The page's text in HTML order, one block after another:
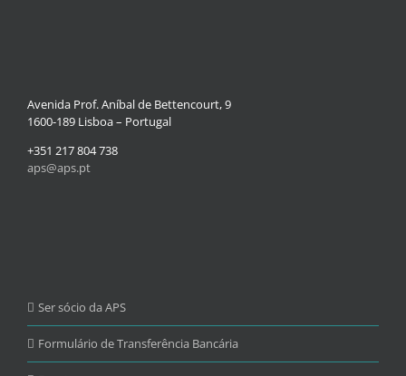
Avenida Prof. Aníbal de Bettencourt, 9
1600-189 Lisboa – Portugal
+351 217 804 738
aps@aps.pt
Ser sócio da APS
Formulário de Transferência Bancária